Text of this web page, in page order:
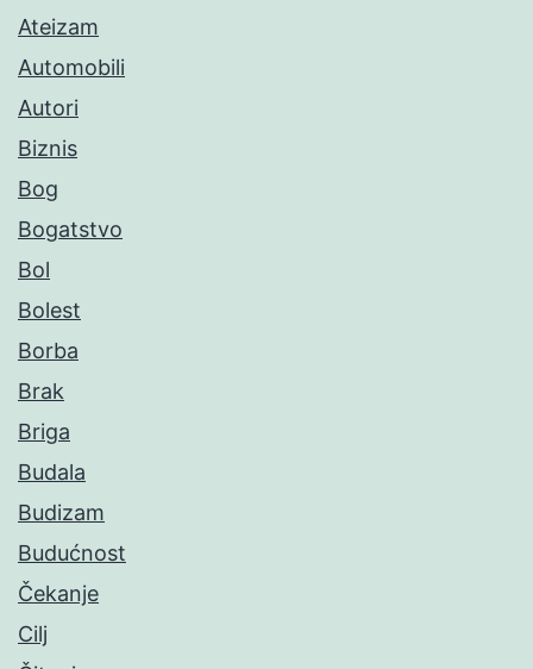
Ateizam
Automobili
Autori
Biznis
Bog
Bogatstvo
Bol
Bolest
Borba
Brak
Briga
Budala
Budizam
Budućnost
Čekanje
Cilj